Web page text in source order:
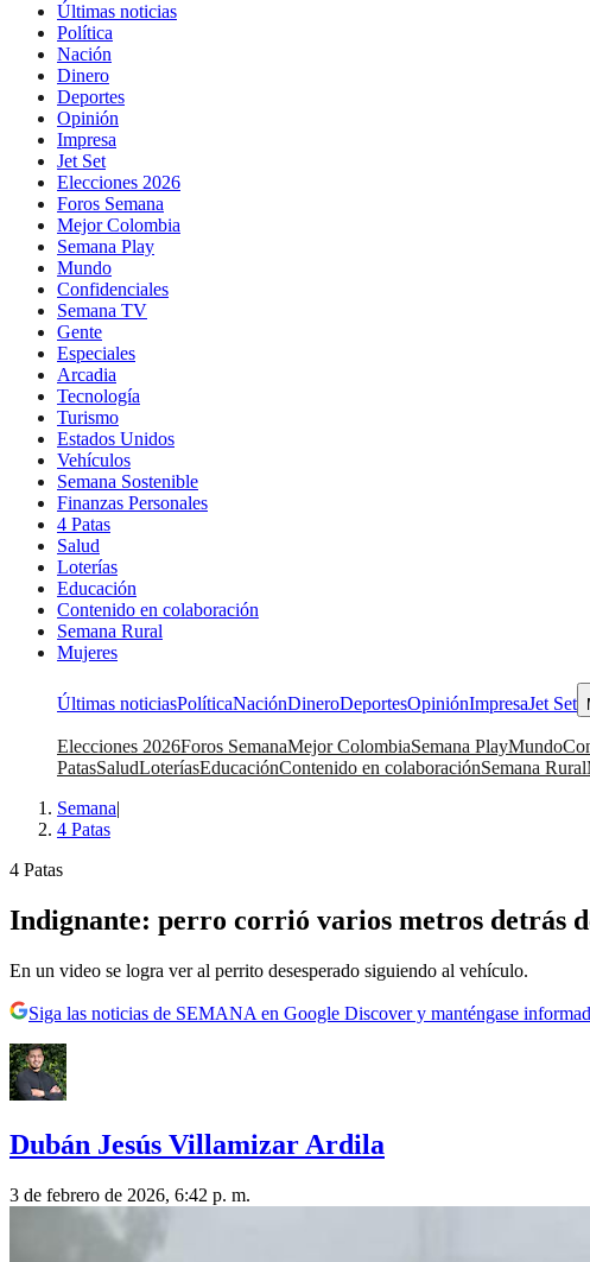
Últimas noticias
Política
Nación
Dinero
Deportes
Opinión
Impresa
Jet Set
Elecciones 2026
Foros Semana
Mejor Colombia
Semana Play
Mundo
Confidenciales
Semana TV
Gente
Especiales
Arcadia
Tecnología
Turismo
Estados Unidos
Vehículos
Semana Sostenible
Finanzas Personales
4 Patas
Salud
Loterías
Educación
Contenido en colaboración
Semana Rural
Mujeres
Últimas noticiasPolíticaNaciónDineroDeportesOpiniónImpresaJet Set
Elecciones 2026Foros SemanaMejor ColombiaSemana PlayMundo
PatasSaludLoteríasEducaciónContenido en colaboraciónSemana Rural
Semana|
4 Patas
4 Patas
Indignante: perro corrió varios metros detrás
En un video se logra ver al perrito desesperado siguiendo al vehículo.
Siga las noticias de SEMANA en Google Discover y manténgase
Dubán Jesús Villamizar Ardila
3 de febrero de 2026, 6:42 p. m.